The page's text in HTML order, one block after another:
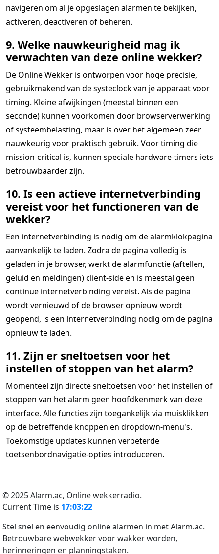
navigeren om al je opgeslagen alarmen te bekijken,
activeren, deactiveren of beheren.
9. Welke nauwkeurigheid mag ik
verwachten van deze online wekker?
De Online Wekker is ontworpen voor hoge precisie,
gebruikmakend van de systeclock van je apparaat voor
timing. Kleine afwijkingen (meestal binnen een
seconde) kunnen voorkomen door browserverwerking
of systeembelasting, maar is over het algemeen zeer
nauwkeurig voor praktisch gebruik. Voor timing die
mission-critical is, kunnen speciale hardware-timers iets
betrouwbaarder zijn.
10. Is een actieve internetverbinding
vereist voor het functioneren van de
wekker?
Een internetverbinding is nodig om de alarmklokpagina
aanvankelijk te laden. Zodra de pagina volledig is
geladen in je browser, werkt de alarmfunctie (aftellen,
geluid en meldingen) client-side en is meestal geen
continue internetverbinding vereist. Als de pagina
wordt vernieuwd of de browser opnieuw wordt
geopend, is een internetverbinding nodig om de pagina
opnieuw te laden.
11. Zijn er sneltoetsen voor het
instellen of stoppen van het alarm?
Momenteel zijn directe sneltoetsen voor het instellen of
stoppen van het alarm geen hoofdkenmerk van deze
interface. Alle functies zijn toegankelijk via muisklikken
op de betreffende knoppen en dropdown-menu's.
Toekomstige updates kunnen verbeterde
toetsenbordnavigatie-opties introduceren.
© 2025 Alarm.ac, Online wekkerradio.
Current Time is 17:03:22
Stel snel en eenvoudig online alarmen in met Alarm.ac.
Betrouwbare webwekker voor wakker worden,
herinneringen en planningstaken.